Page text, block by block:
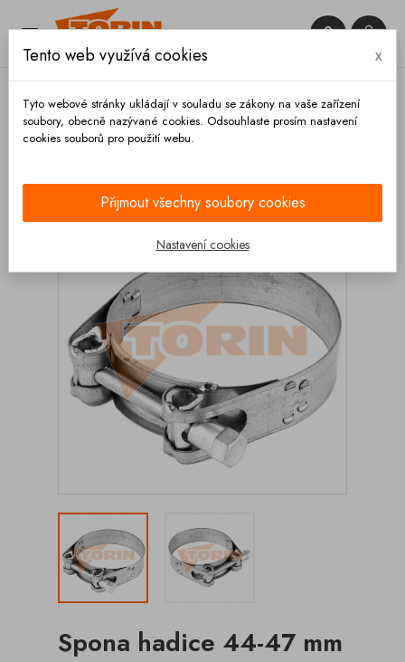
 

Spona hadice 44-47 mm
Tento web využívá cookies x
Tyto webové stránky ukládají v souladu se zákony na vaše zařízení
soubory, obecně nazývané cookies. Odsouhlaste prosím nastavení
cookies souborů pro použití webu.
Přijmout všechny soubory cookies
Nastavení cookies